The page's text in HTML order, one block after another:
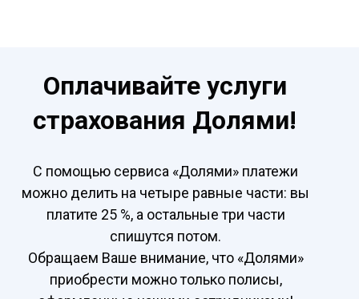
Оплачивайте услуги
страхования Долями!
С помощью сервиса «Долями» платежи
можно делить на четыре равные части: вы
платите 25 %, а остальные три части
спишутся потом.
Обращаем Ваше внимание, что «Долями»
приобрести можно только полисы,